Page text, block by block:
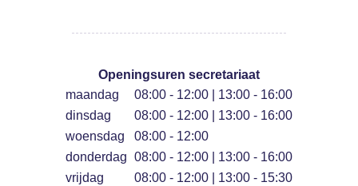
Openingsuren secretariaat
maandag
08:00 - 12:00 | 13:00 - 16:00
dinsdag
08:00 - 12:00 | 13:00 - 16:00
woensdag
08:00 - 12:00
donderdag 08:00 - 12:00 | 13:00 - 16:00
vrijdag
08:00 - 12:00 | 13:00 - 15:30